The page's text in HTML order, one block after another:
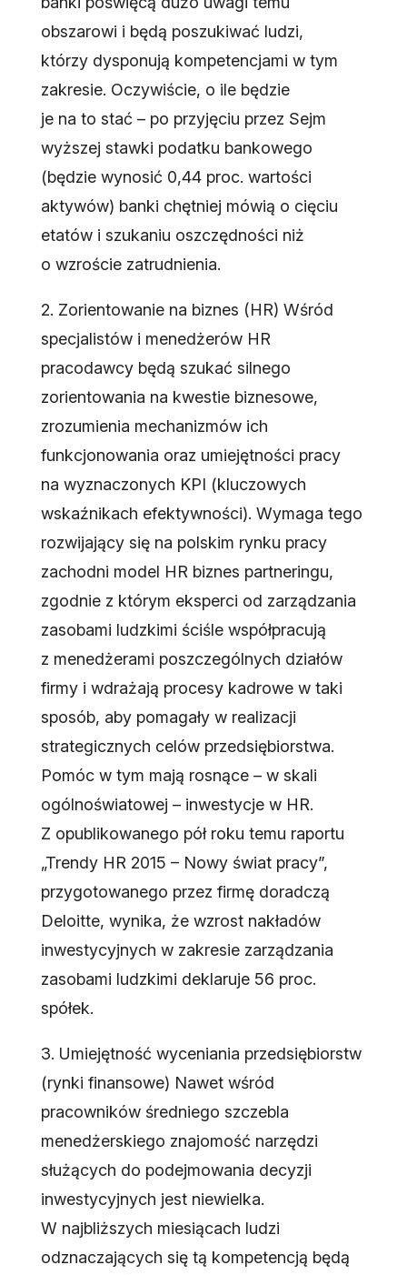
obszarowi i będą poszukiwać ludzi,
którzy dysponują kompetencjami w tym
zakresie. Oczywiście, o ile będzie
je na to stać – po przyjęciu przez Sejm
wyższej stawki podatku bankowego
(będzie wynosić 0,44 proc. wartości
aktywów) banki chętniej mówią o cięciu
etatów i szukaniu oszczędności niż
o wzroście zatrudnienia.
2. Zorientowanie na biznes (HR) Wśród
specjalistów i menedżerów HR
pracodawcy będą szukać silnego
zorientowania na kwestie biznesowe,
zrozumienia mechanizmów ich
funkcjonowania oraz umiejętności pracy
na wyznaczonych KPI (kluczowych
wskaźnikach efektywności). Wymaga tego
rozwijający się na polskim rynku pracy
zachodni model HR biznes partneringu,
zgodnie z którym eksperci od zarządzania
zasobami ludzkimi ściśle współpracują
z menedżerami poszczególnych działów
firmy i wdrażają procesy kadrowe w taki
sposób, aby pomagały w realizacji
strategicznych celów przedsiębiorstwa.
Pomóc w tym mają rosnące – w skali
ogólnoświatowej – inwestycje w HR.
Z opublikowanego pół roku temu raportu
„Trendy HR 2015 – Nowy świat pracy”,
przygotowanego przez firmę doradczą
Deloitte, wynika, że wzrost nakładów
inwestycyjnych w zakresie zarządzania
zasobami ludzkimi deklaruje 56 proc.
spółek.
3. Umiejętność wyceniania przedsiębiorstw
(rynki finansowe) Nawet wśród
pracowników średniego szczebla
menedżerskiego znajomość narzędzi
służących do podejmowania decyzji
inwestycyjnych jest niewielka.
W najbliższych miesiącach ludzi
odznaczających się tą kompetencją będą